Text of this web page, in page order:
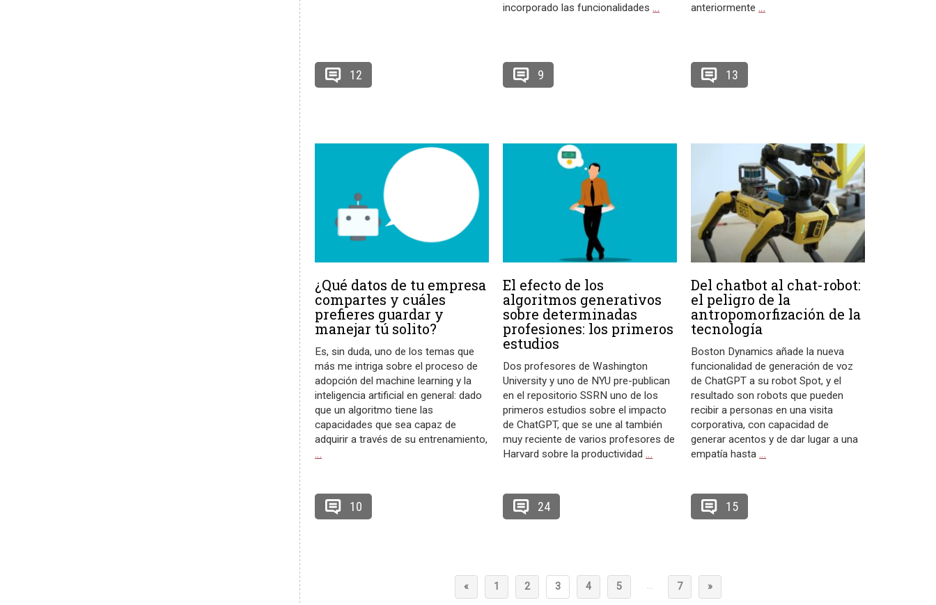
12
incorporado las funcionalidades…
9
anteriormente…
13
¿Qué datos de tu empresa
compartes y cuáles
prefieres guardar y
manejar tú solito?
Es, sin duda, uno de los temas que
más me intriga sobre el proceso de
adopción del machine learning y la
inteligencia artificial en general: dado
que un algoritmo tiene las
capacidades que sea capaz de
adquirir a través de su entrenamiento,
…
10
El efecto de los
algoritmos generativos
sobre determinadas
profesiones: los primeros
estudios
Dos profesores de Washington
University y uno de NYU pre-publican
en el repositorio SSRN uno de los
primeros estudios sobre el impacto
de ChatGPT, que se une al también
muy reciente de varios profesores de
Harvard sobre la productividad…
24
Del chatbot al chat-robot:
el peligro de la
antropomorfización de la
tecnología
Boston Dynamics añade la nueva
funcionalidad de generación de voz
de ChatGPT a su robot Spot, y el
resultado son robots que pueden
recibir a personas en una visita
corporativa, con capacidad de
generar acentos y de dar lugar a una
empatía hasta…
15
« 1 2 3 4 5 … 7 »